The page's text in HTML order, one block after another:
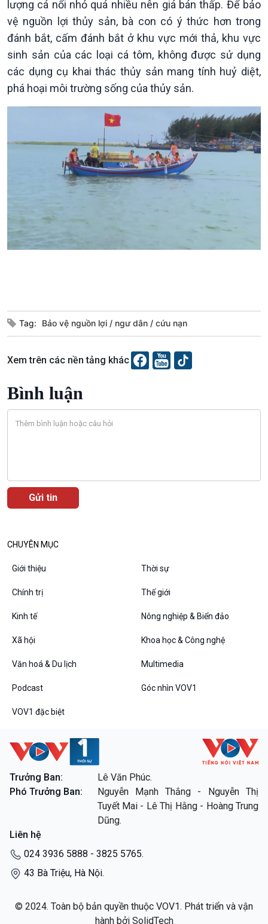
Xã hội
Tin Đời sống & Xã hội
360 độ Sức khỏe
Chuyển đổi Xanh
Tài nguyên và Môi trường
Chuyên gia của bạn
Khoa học & Công nghệ
Tin Khoa học & Công nghệ
Kết nối công nghệ
Sống chung với biến đổi
khí hậu
Câu chuyện Thể thao
Infographic
E-Magazine
Chuyện đêm
VOV1 đặc biệt
Chân dung cuộc sống
Các chương trình đặc biệt
lượng cá nổi nhỏ quá nhiều nên giá bán thấp. Để bảo
vệ nguồn lợi thủy sản, bà con có ý thức hơn trong
đánh bắt, cấm đánh bắt ở khu vực mới thả, khu vực
sinh sản của các loại cá tôm, không được sử dụng
các dụng cụ khai thác thủy sản mang tính huỷ diệt,
phá hoại môi trường sống của thủy sản.
Tag: Bảo vệ nguồn lợi ngư dân cứu nạn
Xem trên các nền tảng khác
Bình luận
CHUYÊN MỤC
Giới thiệu Thời sự
Chính trị Thế giới
Kinh tế Nông nghiệp & Biển đảo
Xã hội Khoa học & Công nghệ
Văn hoá & Du lịch Multimedia
Podcast Góc nhìn VOV1
VOV1 đặc biệt
Trưởng Ban:
Lê Văn Phúc.
Phó Trưởng Ban:
Nguyễn Mạnh Thắng - Nguyễn Thị
Tuyết Mai - Lê Thị Hằng - Hoàng Trung
Dũng.
Liên hệ
024 3936 5888 - 3825 5765.
43 Bà Triệu, Hà Nội.
© 2024. Toàn bộ bản quyền thuộc VOV1. Phát triển và vận
hành bởi SolidTech